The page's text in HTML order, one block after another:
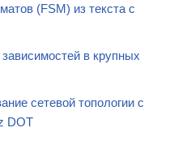
(FSM) из текста с
в крупных
сетевой топологии с
DOT